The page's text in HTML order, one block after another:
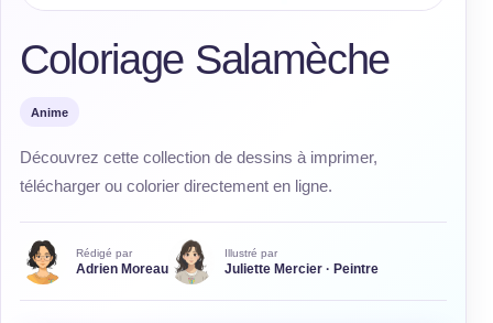
Coloriage Salamèche
Anime
Découvrez cette collection de dessins à imprimer,
télécharger ou colorier directement en ligne.
Rédigé par
Adrien Moreau
Illustré par
Juliette Mercier · Peintre